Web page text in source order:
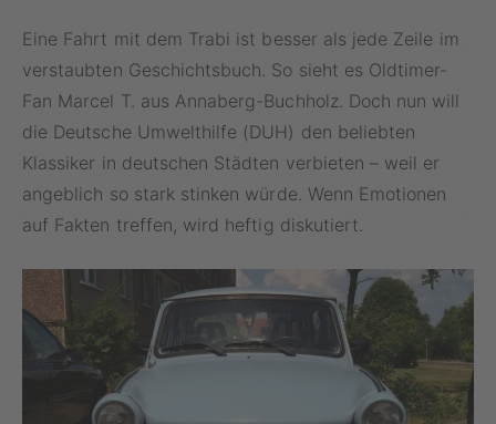
Eine Fahrt mit dem Trabi ist besser als jede Zeile im
verstaubten Geschichtsbuch. So sieht es Oldtimer-
Fan Marcel T. aus Annaberg-Buchholz. Doch nun will
die Deutsche Umwelthilfe (DUH) den beliebten
Klassiker in deutschen Städten verbieten – weil er
angeblich so stark stinken würde. Wenn Emotionen
auf Fakten treffen, wird heftig diskutiert.